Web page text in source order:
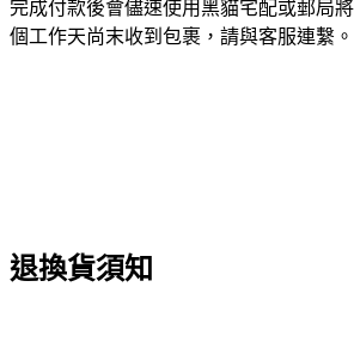
完成付款後會儘速使用黑貓宅配或郵局
個工作天尚末收到包裹，請與客服連繫。
退換貨須知